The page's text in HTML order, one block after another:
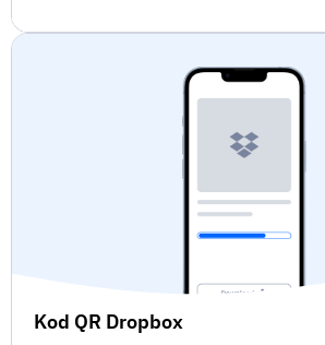
Kod QR Dropbox